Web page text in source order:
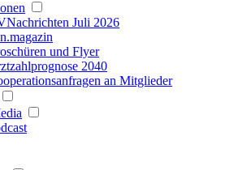
Juli 2026
und Flyer
2040
an Mitglieder